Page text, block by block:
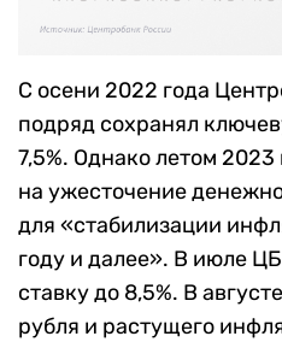
С осени 2022 года
подряд сохранял
7,5%. Однако летом
на ужесточение
для «стабилизации
году и далее». В июле ЦБ
ставку до 8,5%. В
рубля и растущего